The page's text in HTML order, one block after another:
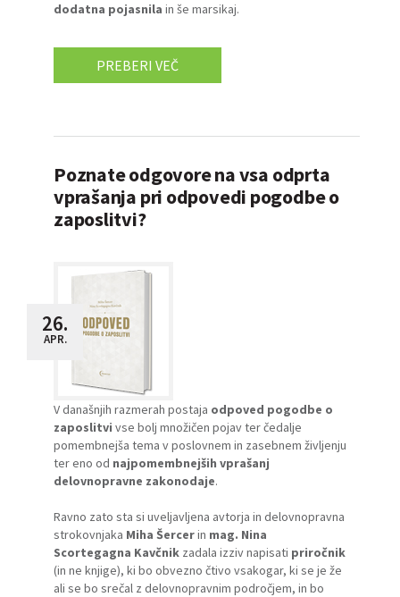
dodatna pojasnila in še marsikaj.
PREBERI VEČ
Poznate odgovore na vsa odprta
vprašanja pri odpovedi pogodbe o
zaposlitvi?
26.
APR.
V današnjih razmerah postaja odpoved pogodbe o
zaposlitvi vse bolj množičen pojav ter čedalje
pomembnejša tema v poslovnem in zasebnem življenju
ter eno od najpomembnejših vprašanj
delovnopravne zakonodaje.
Ravno zato sta si uveljavljena avtorja in delovnopravna
strokovnjaka Miha Šercerin mag. Nina
Scortegagna Kavčnik zadala izziv napisati priročnik
(in ne knjige), ki bo obvezno čtivo vsakogar, ki se je že
ali se bo srečal z delovnopravnim področjem, in bo